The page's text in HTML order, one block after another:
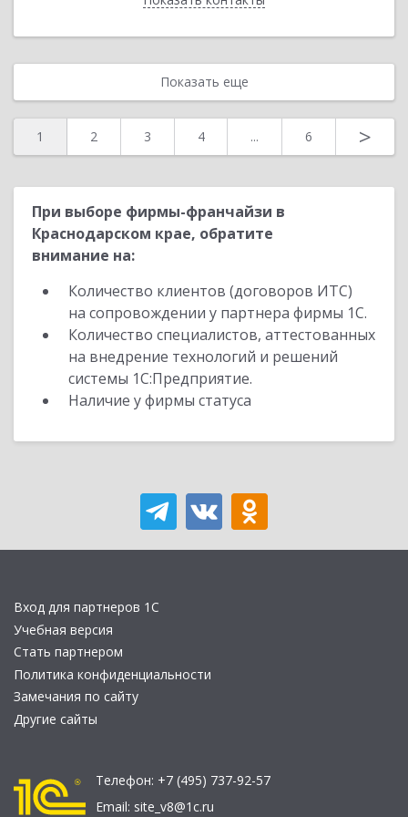
Показать еще
1 2 3 4 ... 6 >
При выборе фирмы-франчайзи в
Краснодарском крае, обратите
внимание на:
Количество клиентов (договоров ИТС)
на сопровождении у партнера фирмы 1С.
Количество специалистов, аттестованных
на внедрение технологий и решений
системы 1С:Предприятие.
Наличие у фирмы статуса
Вход для партнеров 1С
Учебная версия
Стать партнером
Политика конфиденциальности
Замечания по сайту
Другие сайты
Телефон: +7 (495) 737-92-57
Email: site_v8@1c.ru